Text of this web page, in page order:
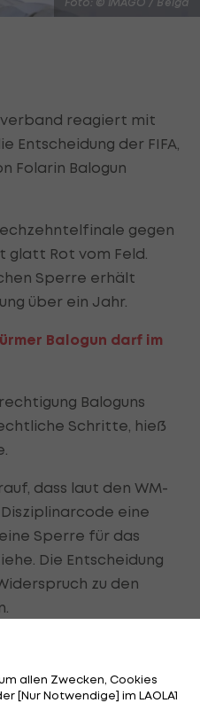
reagiert mit
Entscheidung der FIFA,
Folarin Balogun
gegen
glatt Rot vom Feld.
Sperre erhält
über ein Jahr.
Balogun darf im
Baloguns
Schritte, hieß
dass laut den WM-
Disziplinarcode eine
Sperre für das
Die Entscheidung
zu den
dass 1. April
allen Zwecken, Cookies
[Nur Notwendige] im LAOLA1